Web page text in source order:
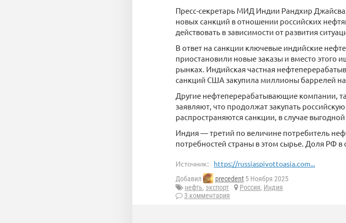
Пресс-секретарь МИД Индии Рандхир
новых санкций в отношении российских
действовать в зависимости от развития
В ответ на санкции ключевые индийские
приостановили новые заказы и вместо этого
рынках. Индийская частная
санкций США закупила миллионы баррелей
Другие нефтеперерабатывающие компании,
заявляют, что продолжат закупать
распространяются санкции, в случае
Индия — третий по величине потребитель
потребностей страны в этом сырье. Доля РФ
Источник: https://russiaspivottoasia.com...
Добавил precedent 5 Ноября 2025
нефть, экспорт Россия, Индия
3 комментария